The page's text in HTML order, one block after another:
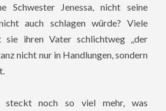
Schwester Jenessa, nicht seine
auch schlagen würde? Viele
sie ihren Vater schlichtweg „der
nicht nur in Handlungen, sondern
steckt noch so viel mehr, was